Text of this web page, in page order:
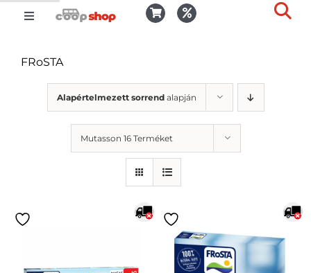
Kihagyás
Toggle
Bejelentkezés
FRoSTA
Alapértelmezett sorrendalapján
Mutasson 16 Terméket